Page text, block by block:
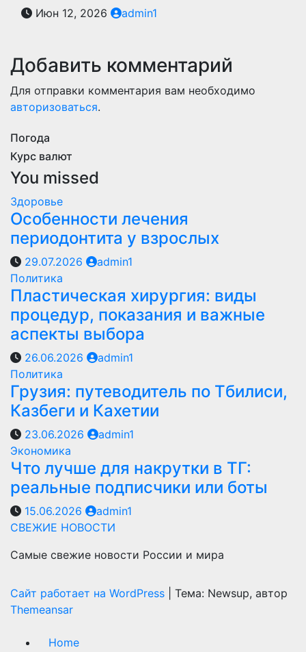
Июн 12, 2026 admin1
Добавить комментарий
Для отправки комментария вам необходимо
авторизоваться.
Погода
Курс валют
You missed
Здоровье
Особенности лечения
периодонтита у взрослых
29.07.2026
admin1
Политика
Пластическая хирургия: виды
процедур, показания и важные
аспекты выбора
26.06.2026
admin1
Политика
Грузия: путеводитель по Тбилиси,
Казбеги и Кахетии
23.06.2026
admin1
Экономика
Что лучше для накрутки в ТГ:
реальные подписчики или боты
15.06.2026
admin1
СВЕЖИЕ НОВОСТИ
Самые свежие новости России и мира
Сайт работает на WordPress
Тема: Newsup, автор
Themeansar
Home